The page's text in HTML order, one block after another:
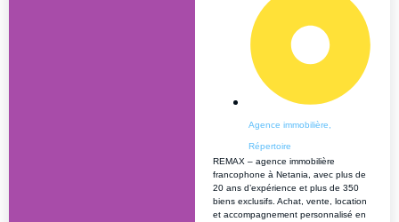
Agence immobilière,
Répertoire
REMAX – agence immobilière
francophone à Netania, avec plus de
20 ans d’expérience et plus de 350
biens exclusifs. Achat, vente, location
et accompagnement personnalisé en